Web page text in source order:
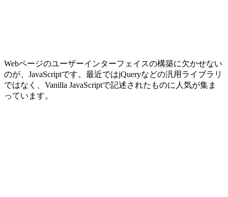
Webページのユーザーインターフェイスの構築に欠かせない
のが、JavaScriptです。最近ではjQueryなどの汎用ライブラリ
ではなく、Vanilla JavaScriptで記述されたものに人気が集ま
っています。